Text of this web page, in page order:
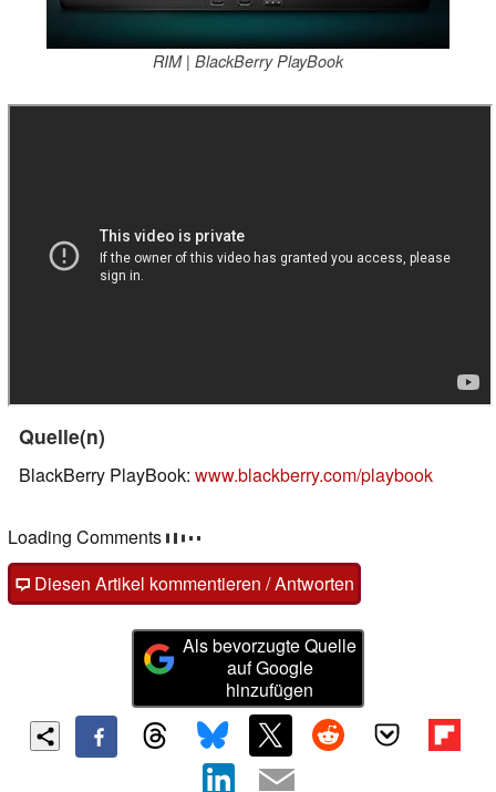
RIM | BlackBerry PlayBook
Quelle(n)
BlackBerry PlayBook: www.blackberry.com/playbook
Loading Comments
Diesen Artikel kommentieren / Antworten
Als bevorzugte Quelle
auf Google
hinzufügen